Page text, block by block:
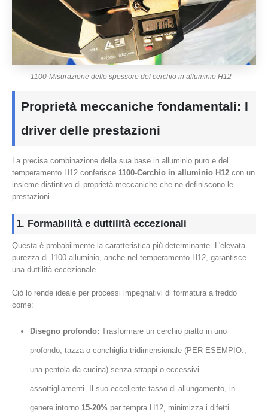
1100-Misurazione dello spessore del cerchio in alluminio H12
Proprietà meccaniche fondamentali: I
driver delle prestazioni
La precisa combinazione della sua base in alluminio puro e del
temperamento H12 conferisce 1100-Cerchio in alluminio H12 con un
insieme distintivo di proprietà meccaniche che ne definiscono le
prestazioni.
1. Formabilità e duttilità eccezionali
Questa è probabilmente la caratteristica più determinante. L'elevata
purezza di 1100 alluminio, anche nel temperamento H12, garantisce
una duttilità eccezionale.
Ciò lo rende ideale per processi impegnativi di formatura a freddo
come:
Disegno profondo: Trasformare un cerchio piatto in uno
profondo, tazza o conchiglia tridimensionale (PER ESEMPIO.,
una pentola da cucina) senza strappi o eccessivi
assottigliamenti. Il suo eccellente tasso di allungamento, in
genere intorno 15-20%per tempra H12, minimizza i difetti